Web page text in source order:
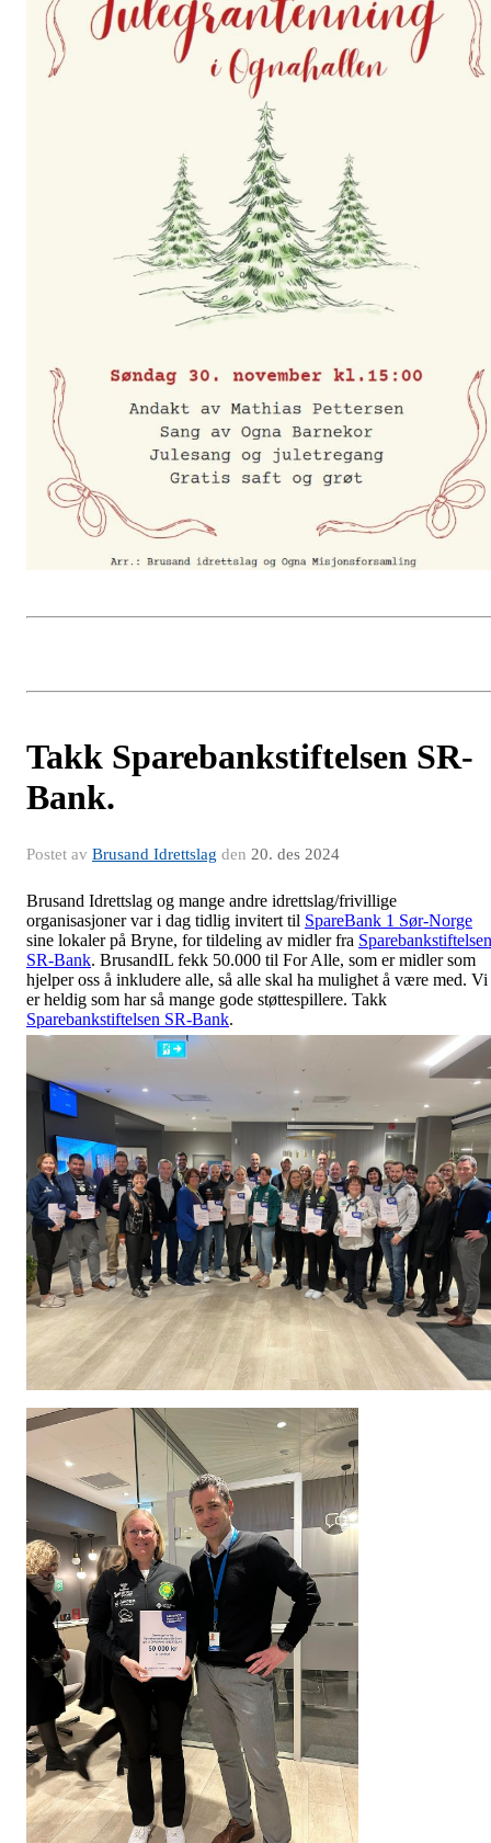
Takk Sparebankstiftelsen SR-
Bank.
Postet av Brusand Idrettslag den 20. des 2024
Brusand Idrettslag og mange andre idrettslag/frivillige
organisasjoner var i dag tidlig invitert til SpareBank 1 Sør-Norge
sine lokaler på Bryne, for tildeling av midler fra Sparebankstiftelsen
SR-Bank. BrusandIL fekk 50.000 til For Alle, som er midler som
hjelper oss å inkludere alle, så alle skal ha mulighet å være med. Vi
er heldig som har så mange gode støttespillere. Takk
Sparebankstiftelsen SR-Bank.